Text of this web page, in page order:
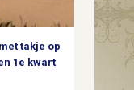
takje op
1e kwart